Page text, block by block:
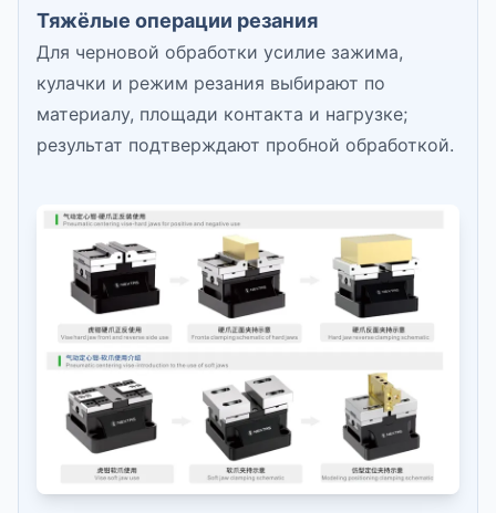
Тяжёлые операции резания
Для черновой обработки усилие зажима,
кулачки и режим резания выбирают по
материалу, площади контакта и нагрузке;
результат подтверждают пробной обработкой.